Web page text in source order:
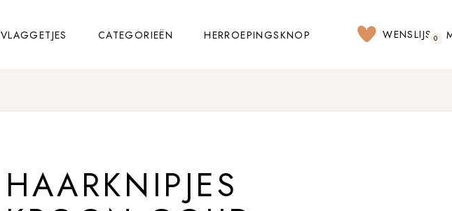
VLAGGETJES CATEGORIEËN HERROEPINGSKNOP WENSLIJST
0
HAARKNIPJES